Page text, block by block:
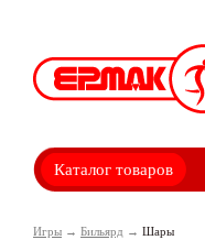
Каталог товаров
Игры → Бильярд → Шары